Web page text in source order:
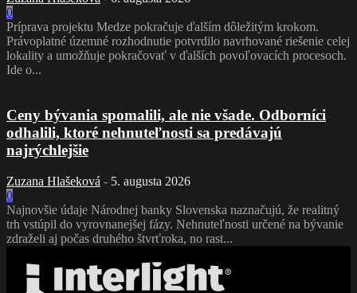
0
Príprava projektu Medze pokračuje ďalším dôležitým krokom.
Právoplatné územné rozhodnutie potvrdilo navrhované riešenie celej
lokality a umožňuje pokračovať v ďalších povoľovacích procesoch.
Ide o...
Ceny bývania spomalili, ale nie všade. Odborníci
odhalili, ktoré nehnuteľnosti sa predávajú
najrýchlejšie
Zuzana Hlašeková - 5. augusta 2026
0
Najnovšie údaje Národnej banky Slovenska naznačujú, že realitný
trh vstúpil do vyrovnanejšej fázy. Nehnuteľnosti určené na bývanie
zdraželi aj počas druhého štvrťroka, no rast...